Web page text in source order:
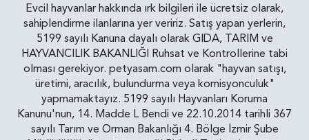
Evcil hayvanlar hakkında ırk bilgileri ile ücretsiz olarak,
sahiplendirme ilanlarına yer veririz. Satış yapan yerlerin,
5199 sayılı Kanuna dayalı olarak GIDA, TARIM ve
HAYVANCILIK BAKANLIĞI Ruhsat ve Kontrollerine tabi
olması gerekiyor. petyasam.com olarak "hayvan satışı,
üretimi, aracılık, bulundurma veya komisyonculuk"
yapmamaktayız. 5199 sayılı Hayvanları Koruma
Kanunu'nun, 14. Madde L Bendi ve 22.10.2014 tarihli 367
sayılı Tarım ve Orman Bakanlığı 4. Bölge İzmir Şube